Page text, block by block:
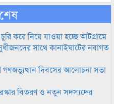
করে নিয়ে যাওয়া হচ্ছে আটগ্রামে
সাথে কানাইঘাটের নবাগত
গণঅভ্যুত্থান দিবসের আলোচনা সভা
বিতরণ ও নতুন সদস্যদের